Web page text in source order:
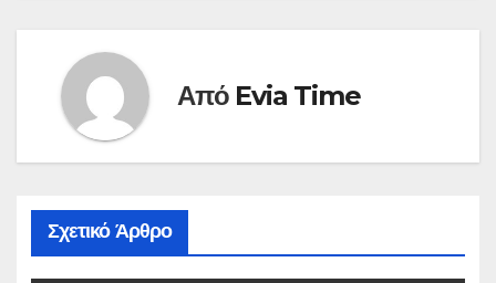
Από Evia Time
Σχετικό Άρθρο